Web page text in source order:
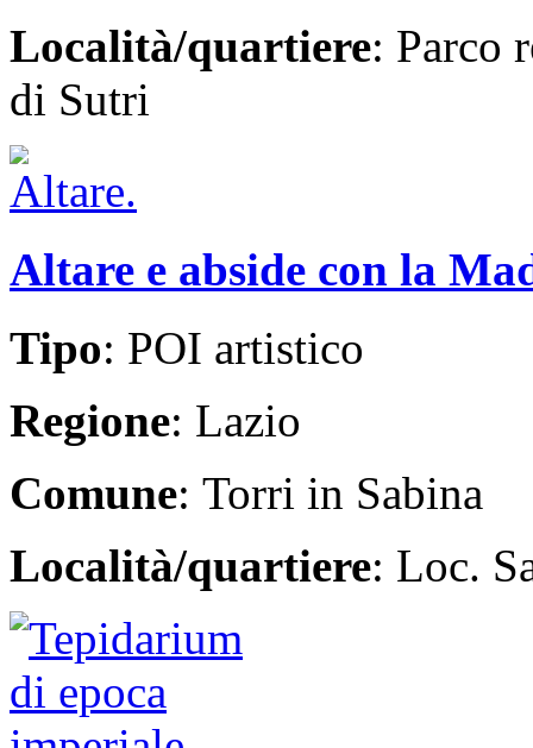
Località/quartiere: Parco
di Sutri
Altare e abside con la
Tipo: POI artistico
Regione: Lazio
Comune: Torri in Sabina
Località/quartiere: Loc.